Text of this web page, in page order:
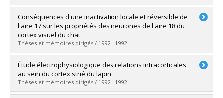
Graduate :Durand, Véronique
Cycle :Master's
Grade :M. Sc.
Lien vers le document dans Papyrus
Conséquences d'une inactivation locale et réversible de
l'aire 17 sur les propriétés des neurones de l'aire 18 du
cortex visuel du chat
Thèses et mémoires dirigés / 1992 - 1992
Graduate :Michaud, Yves
Cycle :Master's
Grade :M. Sc.
Lien vers le document dans Papyrus
Étude électrophysiologique des relations intracorticales
au sein du cortex strié du lapin
Thèses et mémoires dirigés / 1992 - 1992